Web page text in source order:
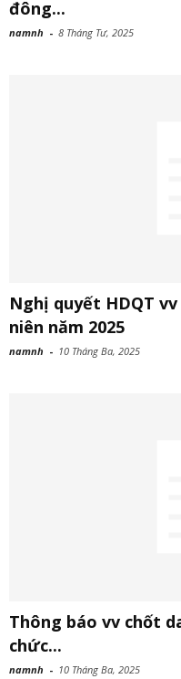
đông...
namnh - 8 Tháng Tư, 2025
Nghị quyết HDQT
niên năm 2025
namnh - 10 Tháng Ba, 2025
Thông báo vv chốt
chức...
namnh - 10 Tháng Ba, 2025